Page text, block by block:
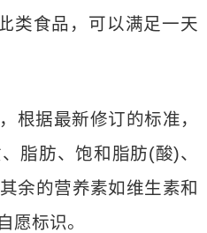
类食品，可以满足一天
根据最新修订的标准，
脂肪、饱和脂肪(酸)、
余的营养素如维生素和
愿标识。